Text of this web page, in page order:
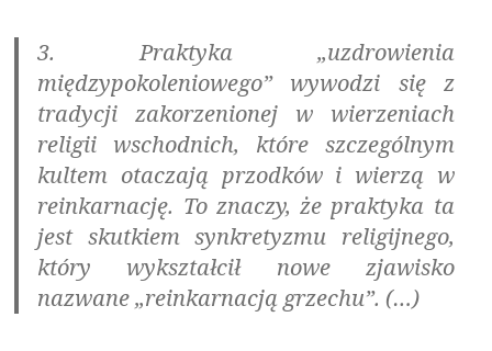
3. Praktyka „uzdrowienia
międzypokoleniowego” wywodzi się z
tradycji zakorzenionej w wierzeniach
religii wschodnich, które szczególnym
kultem otaczają przodków i wierzą w
reinkarnację. To znaczy, że praktyka ta
jest skutkiem synkretyzmu religijnego,
który wykształcił nowe zjawisko
nazwane „reinkarnacją grzechu”. (…)